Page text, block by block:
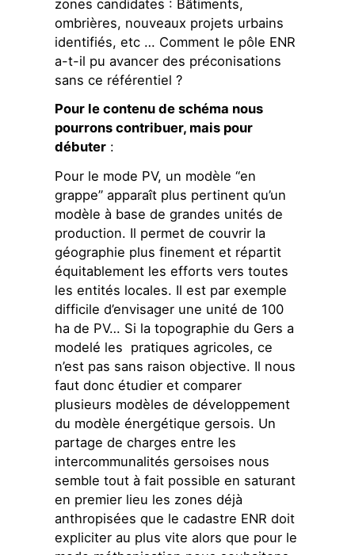
zones candidates : Bâtiments,
ombrières, nouveaux projets urbains
identifiés, etc … Comment le pôle ENR
a-t-il pu avancer des préconisations
sans ce référentiel ?
Pour le contenu de schéma nous
pourrons contribuer, mais pour
débuter :
Pour le mode PV, un modèle “en
grappe” apparaît plus pertinent qu’un
modèle à base de grandes unités de
production. Il permet de couvrir la
géographie plus finement et répartit
équitablement les efforts vers toutes
les entités locales. Il est par exemple
difficile d’envisager une unité de 100
ha de PV… Si la topographie du Gers a
modelé les pratiques agricoles, ce
n’est pas sans raison objective. Il nous
faut donc étudier et comparer
plusieurs modèles de développement
du modèle énergétique gersois. Un
partage de charges entre les
intercommunalités gersoises nous
semble tout à fait possible en saturant
en premier lieu les zones déjà
anthropisées que le cadastre ENR doit
expliciter au plus vite alors que pour le